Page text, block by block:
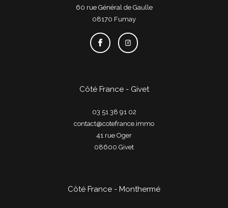
60 rue Général de Gaulle
08170
fumay
Côté France - Givet
03 51 38 91 02
contact@cotefrance.immo
41 rue Oger
08600
givet
Côté France - Monthermé